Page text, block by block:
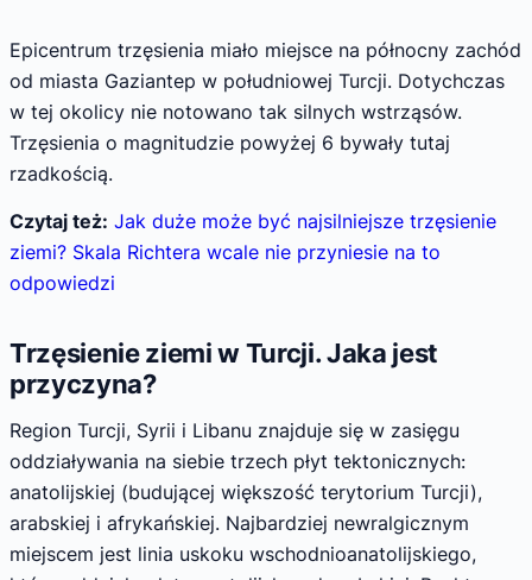
Epicentrum trzęsienia miało miejsce na północny zachód
od miasta Gaziantep w południowej Turcji. Dotychczas
w tej okolicy nie notowano tak silnych wstrząsów.
Trzęsienia o magnitudzie powyżej 6 bywały tutaj
rzadkością.
Czytaj też: Jak duże może być najsilniejsze trzęsienie
ziemi? Skala Richtera wcale nie przyniesie na to
odpowiedzi
Trzęsienie ziemi w Turcji. Jaka jest
przyczyna?
Region Turcji, Syrii i Libanu znajduje się w zasięgu
oddziaływania na siebie trzech płyt tektonicznych:
anatolijskiej (budującej większość terytorium Turcji),
arabskiej i afrykańskiej. Najbardziej newralgicznym
miejscem jest linia uskoku wschodnioanatolijskiego,